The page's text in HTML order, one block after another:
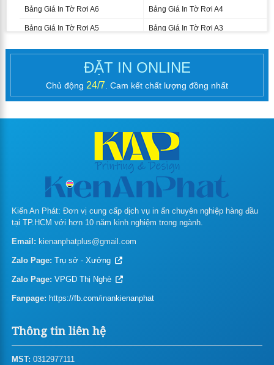
Bảng Giá In Tờ Rơi A6 Bảng Giá In Tờ Rơi A4
Bảng Giá In Tờ Rơi A5 Bảng Giá In Tờ Rơi A3
In catalogue nhanh
In Brochure (Tờ Gấp)
Bảng Giá In Brochure A4 Bảng Giá In Brochure A3
Kích Thước Brochure In Theo Yêu
Giá in hộp giấy
In túi giấy
In bao lì xì theo yêu cầu
In folder – bìa hồ sơ
In biểu mẫu
ĐẶT IN ONLINE
Chủ động 24/7 . Cam kết chất lượng đồng nhất
Kiến An Phát: Đơn vị cung cấp dịch vụ in ấn chuyên nghiệp hàng đầu
tại TP.HCM với hơn 10 năm kinh nghiệm trong ngành.
Email: kienanphatplus@gmail.com
Zalo Page: Trụ sở - Xưởng
Zalo Page: VPGD Thị Nghè
Fanpage: https://fb.com/inankienanphat
Thông tin liên hệ
MST: 0312977111